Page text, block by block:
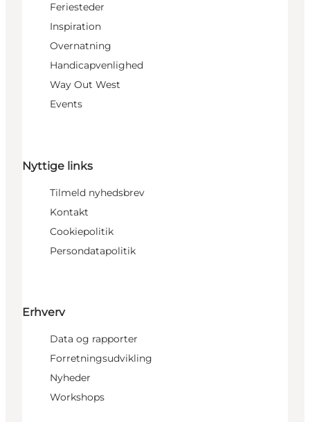
Feriesteder
Inspiration
Overnatning
Handicapvenlighed
Way Out West
Events
Nyttige links
Tilmeld nyhedsbrev
Kontakt
Cookiepolitik
Persondatapolitik
Erhverv
Data og rapporter
Forretningsudvikling
Nyheder
Workshops